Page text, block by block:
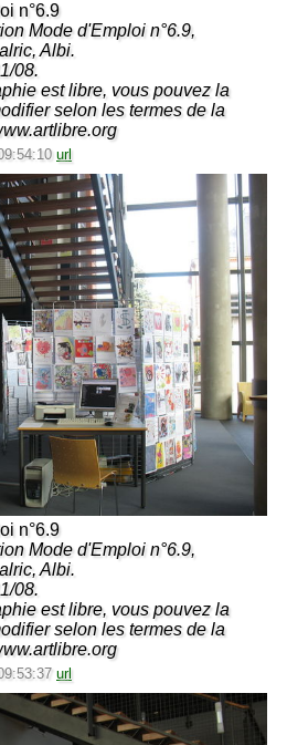
n°6.9
Mode d'Emploi n°6.9,
Albi.
08.
est libre, vous pouvez la
selon les termes de la
url
n°6.9
Mode d'Emploi n°6.9,
Albi.
08.
est libre, vous pouvez la
selon les termes de la
url